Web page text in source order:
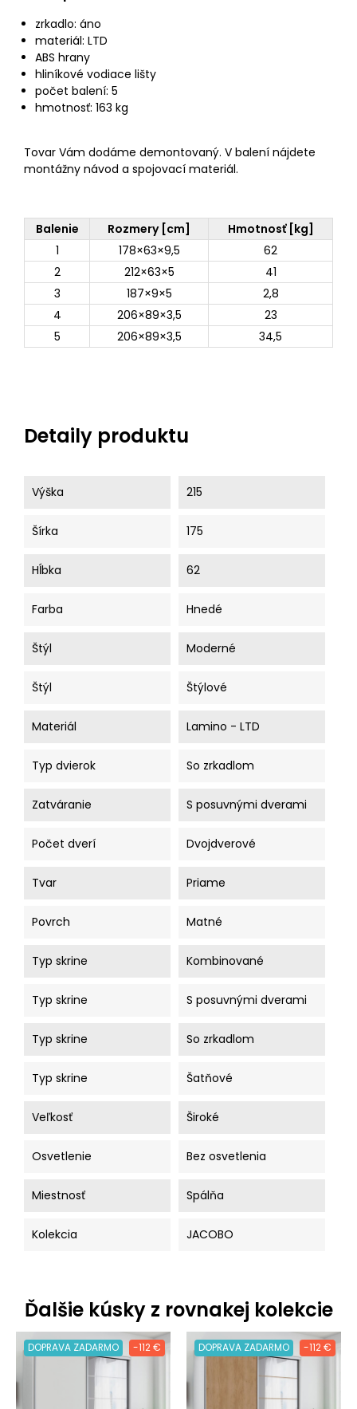
zrkadlo: áno
materiál: LTD
ABS hrany
hliníkové vodiace lišty
počet balení: 5
hmotnosť: 163 kg
Tovar Vám dodáme demontovaný. V balení nájdete
montážny návod a spojovací materiál.
Balenie Rozmery [cm]
Hmotnosť [kg]
1
178×63×9,5
62
2
212×63×5
41
3
187×9×5
2,8
4
206×89×3,5
23
5
206×89×3,5 34,5
Detaily produktu
Výška 215
Šírka 175
Hĺbka 62
Farba Hnedé
Štýl Moderné
Štýl Štýlové
Materiál Lamino - LTD
Typ dvierok So zrkadlom
Zatváranie S posuvnými dverami
Počet dverí Dvojdverové
Tvar Priame
Povrch Matné
Typ skrine Kombinované
Typ skrine S posuvnými dverami
Typ skrine So zrkadlom
Typ skrine Šatňové
Veľkosť Široké
Osvetlenie Bez osvetlenia
Miestnosť Spálňa
Kolekcia JACOBO
Ďalšie kúsky z rovnakej kolekcie
DOPRAVA ZADARMO -112 € DOPRAVA ZADARMO -112 €